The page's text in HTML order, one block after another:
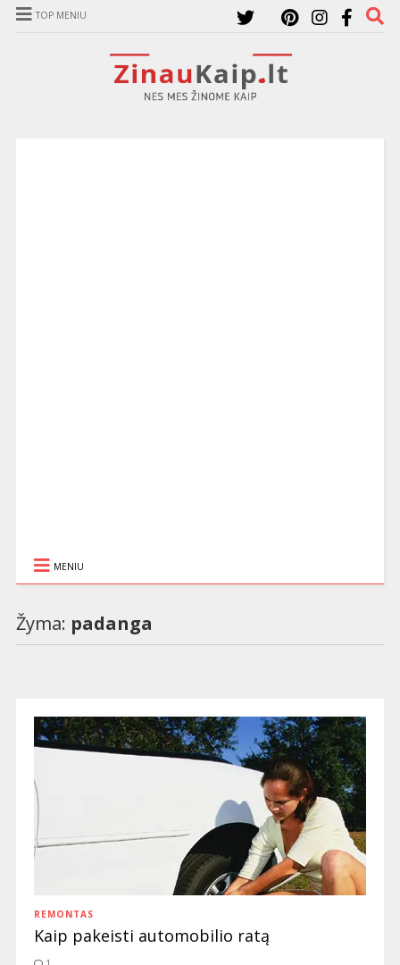
TOP MENIU
MENIU
Žyma: padanga
REMONTAS
Kaip pakeisti automobilio ratą